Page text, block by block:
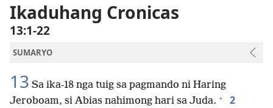
Ikaduhang Cronicas
13:1-22
SUMARYO
13 Sa ika-18 nga tuig sa pagmando ni Haring
Jeroboam, si Abias nahimong hari sa Juda. + 2